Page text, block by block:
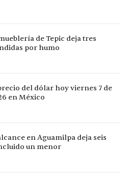
de Tepic deja tres
por humo
del dólar hoy viernes 7 de
en México
en Aguamilpa deja seis
un menor